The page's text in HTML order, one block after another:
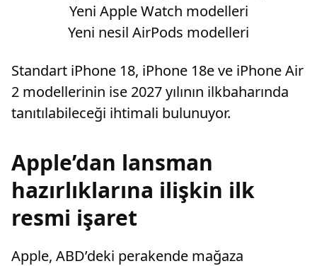
Yeni Apple Watch modelleri
Yeni nesil AirPods modelleri
Standart iPhone 18, iPhone 18e ve iPhone Air
2 modellerinin ise 2027 yılının ilkbaharında
tanıtılabileceği ihtimali bulunuyor.
Apple’dan lansman
hazırlıklarına ilişkin ilk
resmi işaret
Apple, ABD’deki perakende mağaza